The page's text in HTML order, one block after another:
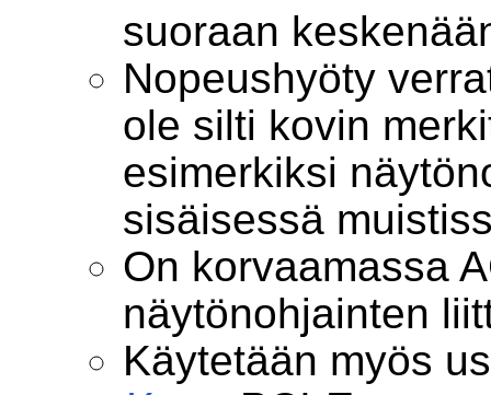
suoraan
Nopeushyöty
ole silti kovin
esimerkiksi
sisäisessä
On korvaamassa
näytönohjainten
Käytetään myös